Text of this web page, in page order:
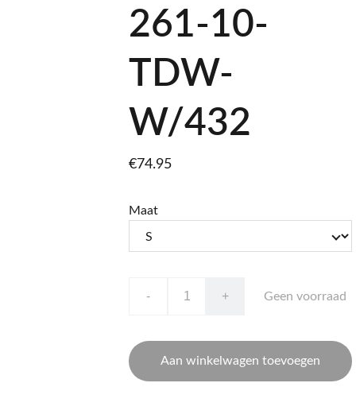
261-10-
TDW-
W/432
€74.95
Maat
- + Geen voorraad
Aan winkelwagen toevoegen